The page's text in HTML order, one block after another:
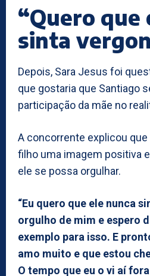
“Quero que
sinta
Depois, Sara Jesus foi
que gostaria que Santiago
participação da mãe no
A concorrente explicou que
filho uma imagem positiva
ele se possa orgulhar.
“Eu quero que ele nunca
orgulho de mim e espero
exemplo para isso. E
amo muito e que estou
O tempo que eu o vi aí